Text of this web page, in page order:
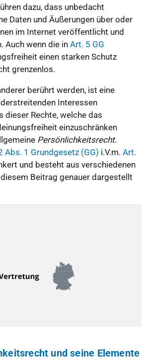
dazu, dass unbedacht
Daten und Äußerungen über oder
im Internet veröffentlicht und
Auch wenn die in Art. 5 GG
einen starken Schutz
grenzenlos.
berührt werden, ist eine
Interessen
dieser Rechte, welche das
einzuschränken
Persönlichkeitsrecht.
Abs. 1 Grundgesetz (GG) i.V.m. Art.
und besteht aus verschiedenen
Beitrag genauer dargestellt
und seine Elemente